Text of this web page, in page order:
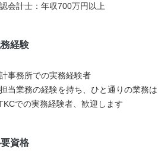
会計士：年収700万円以上
経験
事務所での実務経験者
当業務の経験を持ち、ひと通りの業務
での実務経験者、歓迎します
資格